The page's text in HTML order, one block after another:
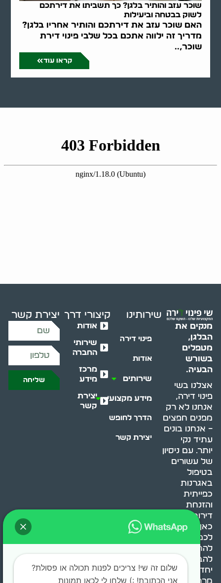
שוכר עזב והותיר בלגן? כך תשביתו את דירתכם
לשוק בבטחה וביעילות
האם שוכר עזב את דירתכם והותיר אחריו בלגן?
מדריך זה ילווה אתכם בכל שלבי פינוי דירת
שוכר,..
קראו עוד
מנקים את
הבלגן,
מטפלים
בשורש
הבעיה.
אצלנו בשי
פינוי דירה,
אנחנו לא רק
מפנים חפצים
– אנחנו בונים
עתיד נקי
יותר. עם ניסיון
של עשורים
בטיפול
באגרנות
כפייתית
והזנחת
דירות, אנחנו
כאן כדי לעזור
לכם
להתמודד,
להבין ולשנות.
יחד, ניצור
מרחב
שירותינו
פינוי דירה
אודות
שירותים
מידע מקצועי
הדרך לחופש
יצירת קשר
קיצורי דרך
אודות
שירותי
החברה
מרכז
מידע
יצירת
קשר
יצירת קשר
שליחה
שלום זה שי! צריכים לפנות תכולה או פסולת?
אני הכתובת! :) שלחו לי לכאן תמונות